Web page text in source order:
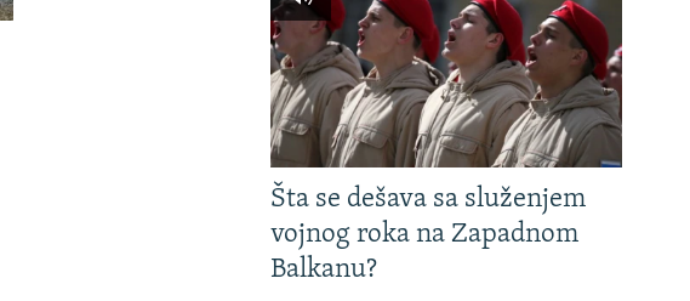
Šta se dešava sa služenjem
vojnog roka na Zapadnom
Balkanu?